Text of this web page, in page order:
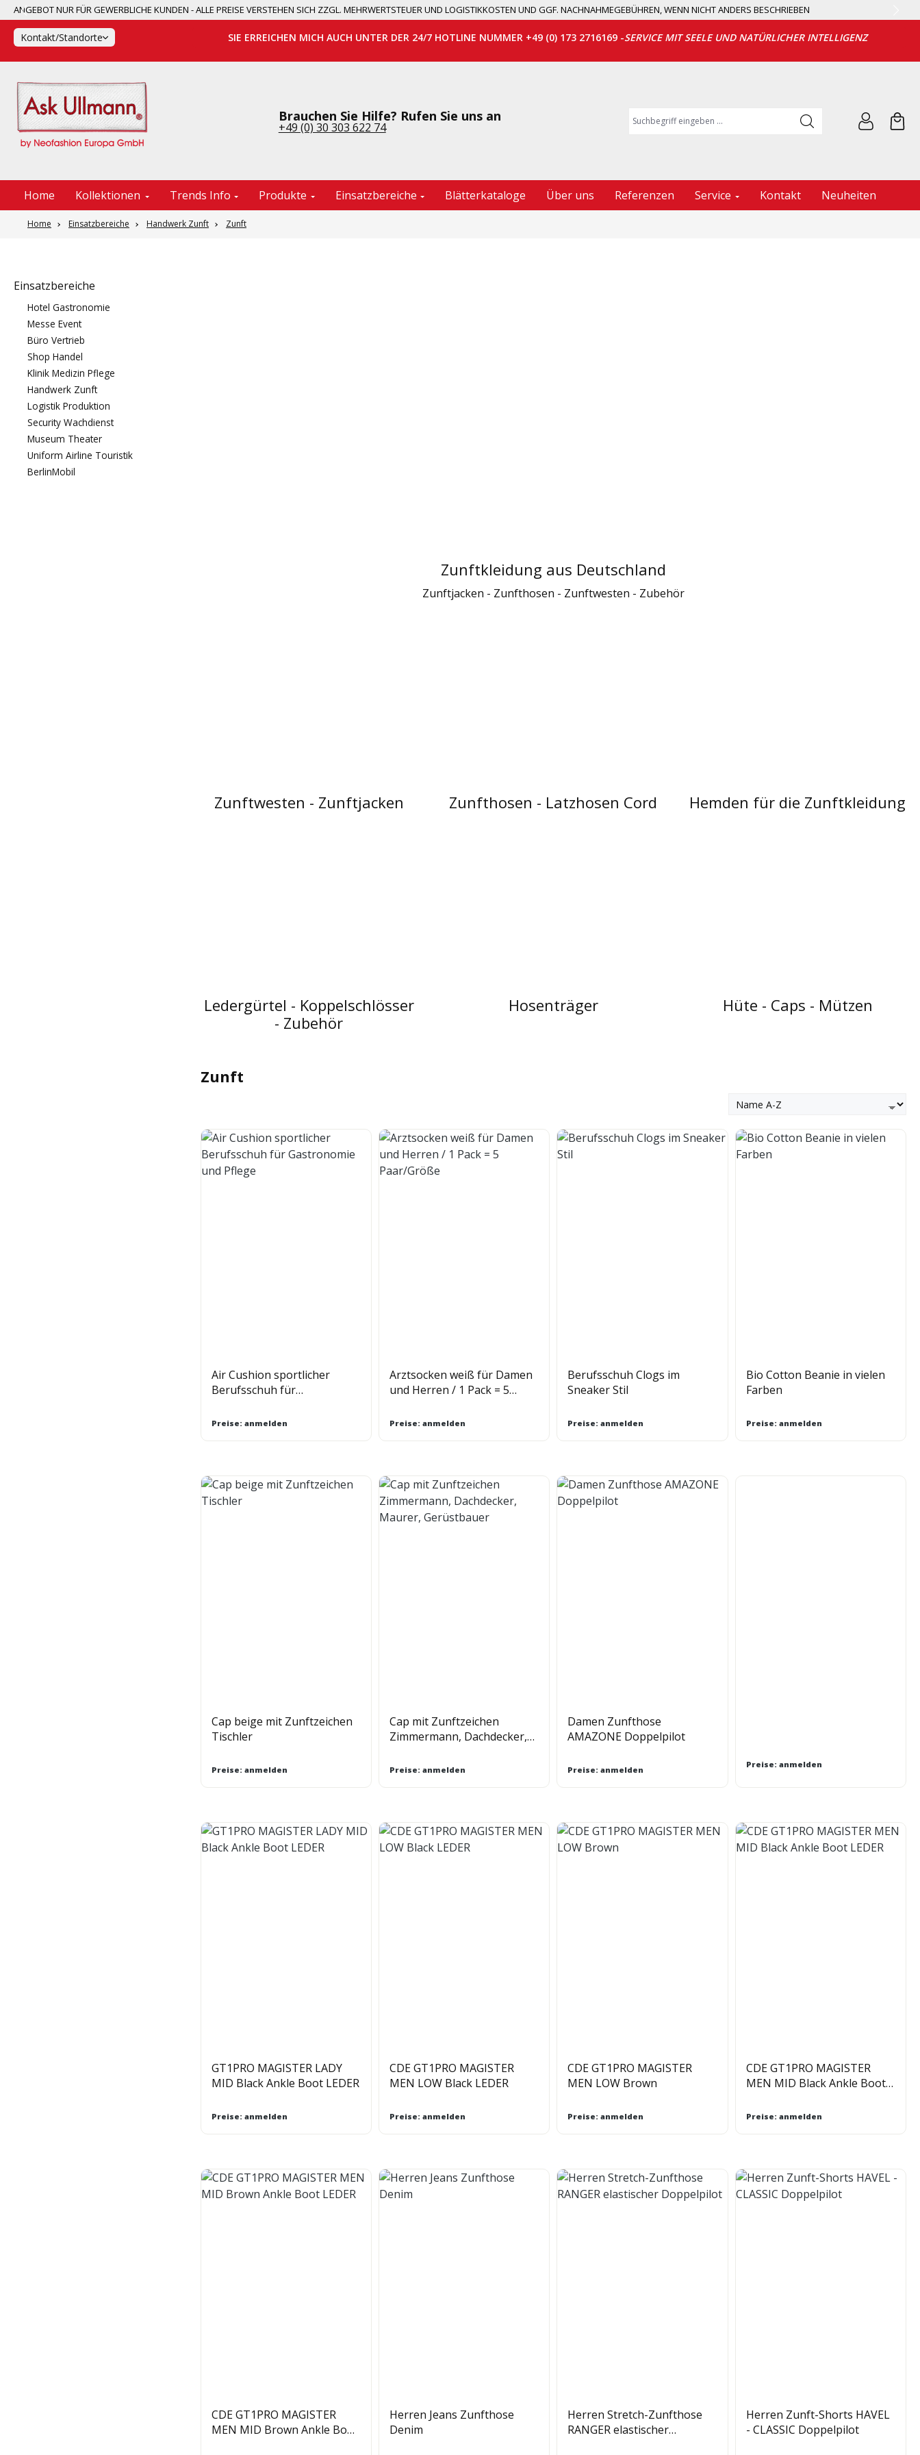
Zur Hauptnavigation springen
ANGEBOT NUR FÜR GEWERBLICHE KUNDEN - ALLE PREISE VERSTEHEN SICH ZZGL. MEHRWERTSTEUER UND LOGISTIKKOSTEN UND GGF. NACHNAHMEGEBÜHREN, WENN NICHT ANDERS BESCHRIEBEN
Kontakt/Standorte SIE ERREICHEN MICH AUCH UNTER DER 24/7 HOTLINE NUMMER +49 (0) 173 2716169 -SERVICE MIT SEELE UND NATÜRLICHER INTELLIGENZ
Brauchen Sie Hilfe? Rufen Sie uns an
+49 (0) 30 303 622 74
Suchbegriff eingeben ...
Home Kollektionen Trends Info Produkte Einsatzbereiche Blätterkataloge Über uns Referenzen Service Kontakt Neuheiten
Home Einsatzbereiche Handwerk Zunft Zunft
Einsatzbereiche
Hotel Gastronomie
Messe Event
Büro Vertrieb
Shop Handel
Klinik Medizin Pflege
Handwerk Zunft
Logistik Produktion
Security Wachdienst
Museum Theater
Uniform Airline Touristik
BerlinMobil
Zunftkleidung aus Deutschland
Zunftjacken - Zunfthosen - Zunftwesten - Zubehör
Zunftwesten - Zunftjacken Zunfthosen - Latzhosen Cord Hemden für die Zunftkleidung
Ledergürtel - Koppelschlösser
- Zubehör
Hosenträger Hüte - Caps - Mützen
Zunft
Air Cushion sportlicher
Berufsschuh für
Preise: anmelden
Arztsocken weiß für Damen
und Herren / 1 Pack = 5
Preise: anmelden
Berufsschuh Clogs im
Sneaker Stil
Preise: anmelden
Bio Cotton Beanie in vielen
Farben
Preise: anmelden
Cap beige mit Zunftzeichen
Tischler
Preise: anmelden
Cap mit Zunftzeichen
Zimmermann, Dachdecker,
Preise: anmelden
Damen Zunfthose
AMAZONE Doppelpilot
Preise: anmelden
Preise: anmelden
GT1PRO MAGISTER LADY
MID Black Ankle Boot LEDER
Preise: anmelden
CDE GT1PRO MAGISTER
MEN LOW Black LEDER
Preise: anmelden
CDE GT1PRO MAGISTER
MEN LOW Brown
Preise: anmelden
CDE GT1PRO MAGISTER
MEN MID Black Ankle Boot
Preise: anmelden
CDE GT1PRO MAGISTER
MEN MID Brown Ankle Boot
Herren Jeans Zunfthose
Denim
Herren Stretch-Zunfthose
RANGER elastischer
Herren Zunft-Shorts HAVEL
- CLASSIC Doppelpilot